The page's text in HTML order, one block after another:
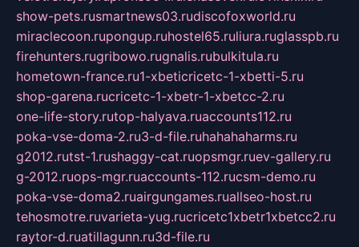
show-pets.rusmartnews03.rudiscofoxworld.ru
miraclecoon.rupongup.ruhostel65.ruliura.ruglasspb.ru
firehunters.rugribowo.rugnalis.rubulkitula.ru
hometown-france.ru1-xbeticricetc-1-xbetti-5.ru
shop-garena.rucricetc-1-xbetr-1-xbetcc-2.ru
one-life-story.rutop-halyava.ruaccounts112.ru
poka-vse-doma-2.ru3-d-file.ruhahahaharms.ru
g2012.rutst-1.rushaggy-cat.ruopsmgr.ruev-gallery.ru
g-2012.ruops-mgr.ruaccounts-112.rucsm-demo.ru
poka-vse-doma2.ruairgungames.ruallseo-host.ru
tehosmotre.ruvarieta-yug.rucricetc1xbetr1xbetcc2.ru
raytor-d.ruatillagunn.ru3d-file.ru